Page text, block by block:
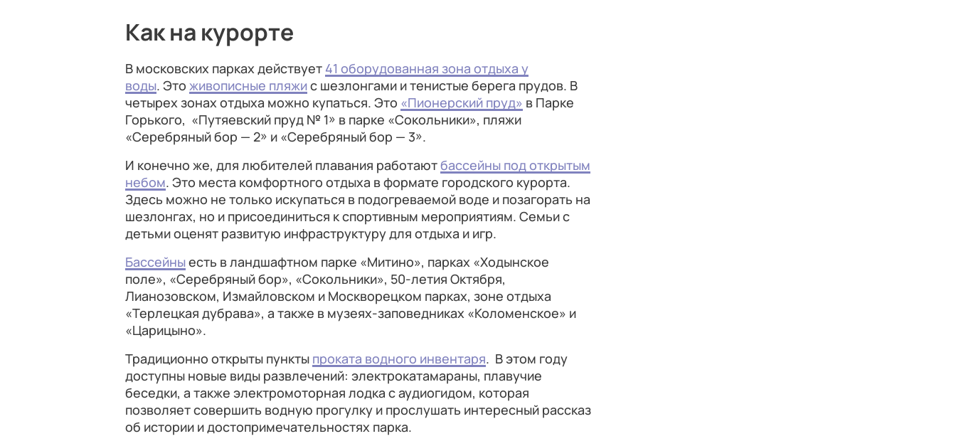
Как на курорте
В московских парках действует 41 оборудованная зона отдыха у
воды. Это живописные пляжис шезлонгами и тенистые берега прудов. В
четырех зонах отдыха можно купаться. Это «Пионерский пруд» в Парке
Горького, «Путяевский пруд № 1» в парке «Сокольники», пляжи
«Серебряный бор — 2» и «Серебряный бор — 3».
И конечно же, для любителей плавания работаютбассейны под открытым
небом. Это места комфортного отдыха в формате городского курорта.
Здесь можно не только искупаться в подогреваемой воде и позагорать на
шезлонгах, но и присоединиться к спортивным мероприятиям. Семьи с
детьми оценят развитую инфраструктуру для отдыха и игр.
Бассейныесть в ландшафтном парке «Митино», парках «Ходынское
поле», «Серебряный бор», «Сокольники», 50-летия Октября,
Лианозовском, Измайловском и Москворецком парках, зоне отдыха
«Терлецкая дубрава», а также в музеях-заповедниках «Коломенское» и
«Царицыно».
Традиционно открыты пункты проката водного инвентаря. В этом году
доступны новые виды развлечений: электрокатамараны, плавучие
беседки, а также электромоторная лодка с аудиогидом, которая
позволяет совершить водную прогулку и прослушать интересный рассказ
об истории и достопримечательностях парка.